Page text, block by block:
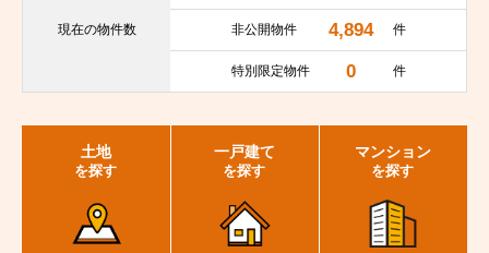
現在の物件数 非公開物件 4,894 件
特別限定物件 0 件
土地
を探す
一戸建て
を探す
マンション
を探す